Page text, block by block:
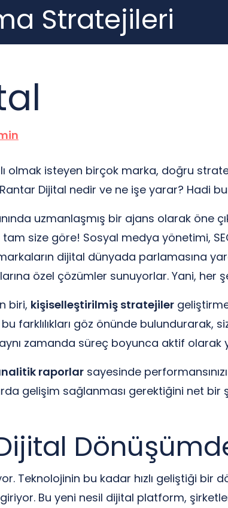
Stratejileri
olmak isteyen birçok marka, doğru
Dijital nedir ve ne işe yarar? Hadi
uzmanlaşmış bir ajans olarak öne
size göre! Sosyal medya yönetimi,
dijital dünyada parlamasına
özel çözümler sunuyorlar. Yani, her
biri, kişiselleştirilmiş stratejiler
farklılıkları göz önünde
zamanda süreç boyunca aktif olarak
raporlar sayesinde
gelişim sağlanması gerektiğini net bir
Teknolojinin bu kadar hızlı geliştiği
Bu yeni nesil dijital platform,